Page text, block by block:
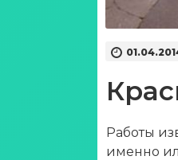
Работы
именно